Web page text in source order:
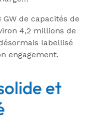
de capacités de
4,2 millions de
labellisé
engagement.
et